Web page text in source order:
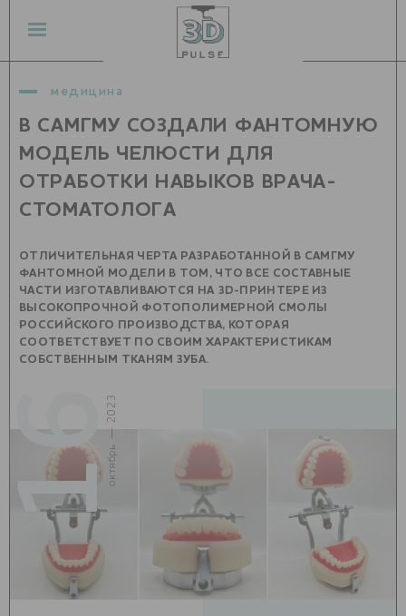
медицина
В САМГМУ СОЗДАЛИ ФАНТОМНУЮ
МОДЕЛЬ ЧЕЛЮСТИ ДЛЯ
ОТРАБОТКИ НАВЫКОВ ВРАЧА-
СТОМАТОЛОГА
ОТЛИЧИТЕЛЬНАЯ ЧЕРТА РАЗРАБОТАННОЙ В САМГМУ
ФАНТОМНОЙ МОДЕЛИ В ТОМ, ЧТО ВСЕ СОСТАВНЫЕ
ЧАСТИ ИЗГОТАВЛИВАЮТСЯ НА 3D-ПРИНТЕРЕ ИЗ
ВЫСОКОПРОЧНОЙ ФОТОПОЛИМЕРНОЙ СМОЛЫ
РОССИЙСКОГО ПРОИЗВОДСТВА, КОТОРАЯ
СООТВЕТСТВУЕТ ПО СВОИМ ХАРАКТЕРИСТИКАМ
СОБСТВЕННЫМ ТКАНЯМ ЗУБА.
16
октябрь — 2023